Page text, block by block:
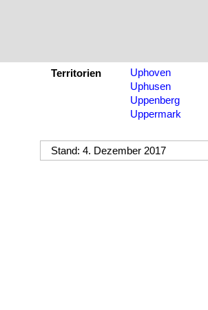
Territorien
Uphoven
Uphusen
Uppenberg
Uppermark
Stand: 4. Dezember 2017